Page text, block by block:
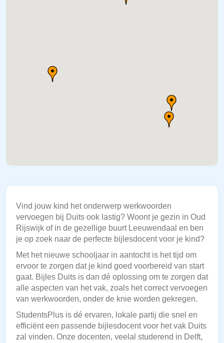
Vind jouw kind het onderwerp werkwoorden
vervoegen bij Duits ook lastig? Woont je gezin in Oud
Rijswijk of in de gezellige buurt Leeuwendaal en ben
je op zoek naar de perfecte bijlesdocent voor je kind?
Met het nieuwe schooljaar in aantocht is het tijd om
ervoor te zorgen dat je kind goed voorbereid van start
gaat. Bijles Duits is dan dé oplossing om te zorgen dat
alle aspecten van het vak, zoals het correct vervoegen
van werkwoorden, onder de knie worden gekregen.
StudentsPlus is dé ervaren, lokale partij die snel en
efficiënt een passende bijlesdocent voor het vak Duits
zal vinden. Onze docenten, veelal studerend in Delft,